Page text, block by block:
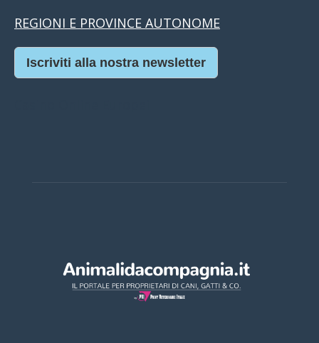
REGIONI E PROVINCE AUTONOME
Iscriviti alla nostra newsletter